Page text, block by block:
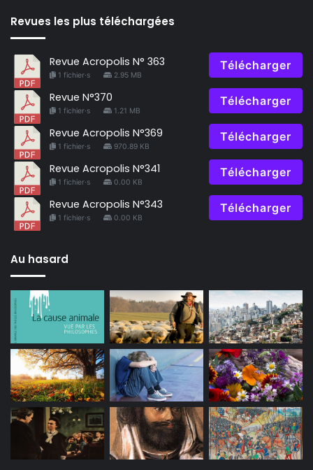
Revues les plus téléchargées
Revue Acropolis N° 363
1 fichier·s 2.95 MB
Télécharger
Revue N°370
1 fichier·s 1.21 MB
Télécharger
Revue Acropolis N°369
1 fichier·s 970.89 KB
Télécharger
Revue Acropolis N°341
1 fichier·s 0.00 KB
Télécharger
Revue Acropolis N°343
1 fichier·s 0.00 KB
Télécharger
Au hasard